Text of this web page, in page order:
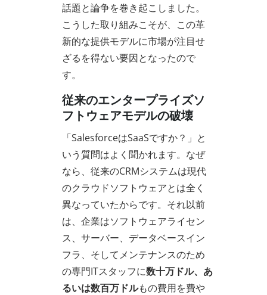
話題と論争を巻き起こしました。
こうした取り組みこそが、この革
新的な提供モデルに市場が注目せ
ざるを得ない要因となったので
す。
従来のエンタープライズソ
フトウェアモデルの破壊
「SalesforceはSaaSですか？」と
いう質問はよく聞かれます。なぜ
なら、従来のCRMシステムは現代
のクラウドソフトウェアとは全く
異なっていたからです。それ以前
は、企業はソフトウェアライセン
ス、サーバー、データベースイン
フラ、そしてメンテナンスのため
の専門ITスタッフに数十万ドル、あ
るいは数百万ドルもの費用を費や